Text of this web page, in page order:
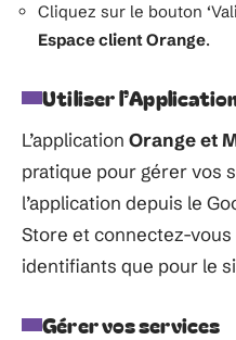
Cliquez sur le bouton
Espace client Orange.
Utiliser
L’application Orange et
pratique pour gérer vos
l’application depuis le
Store et connectez-
identifiants que pour le
Gérer vos services